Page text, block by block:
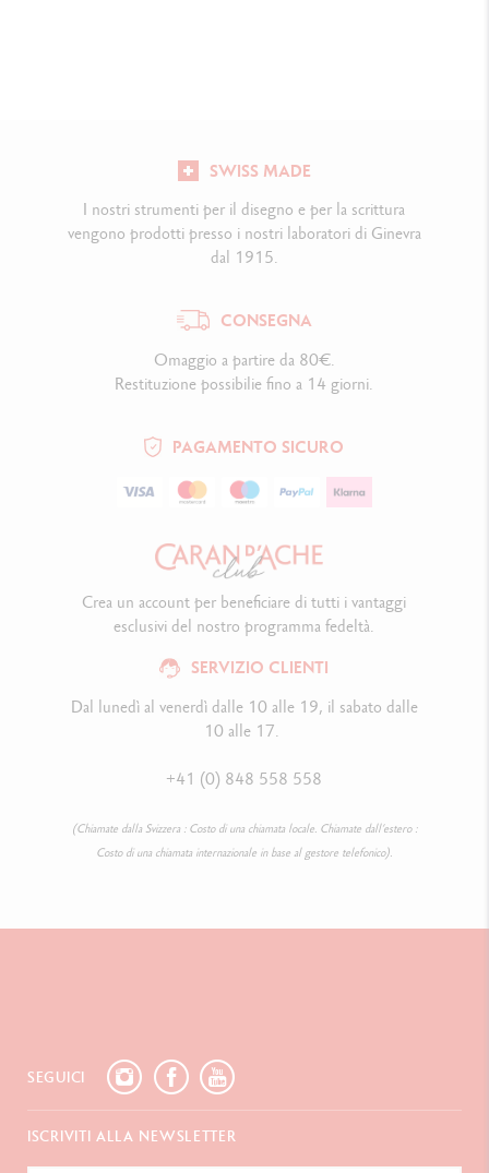
SWISS MADE
I nostri strumenti per il disegno e per la scrittura
vengono prodotti presso i nostri laboratori di Ginevra
dal 1915.
CONSEGNA
Omaggio a partire da 80€.
Restituzione possibilie fino a 14 giorni.
PAGAMENTO SICURO
SERVIZIO CLIENTI
Dal lunedì al venerdì dalle 10 alle 19, il sabato dalle
10 alle 17.
+41 (0) 848 558 558
(Chiamate dalla Svizzera : Costo di una chiamata locale. Chiamate dall’estero :
Costo di una chiamata internazionale in base al gestore telefonico).
Crea un account per beneficiare di tutti i vantaggi
esclusivi del nostro programma fedeltà.
SEGUICI
ISCRIVITI ALLA NEWSLETTER